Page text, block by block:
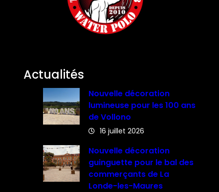
Actualités
Nouvelle décoration
lumineuse pour les 100 ans
de Vollono
16 juillet 2026
Nouvelle décoration
guinguette pour le bal des
commerçants de La
Londe-les-Maures